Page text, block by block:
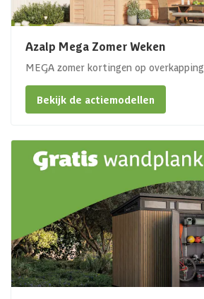
Azalp Mega Zomer Weken
MEGA zomer kortingen op
Bekijk de actiemodellen